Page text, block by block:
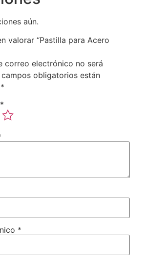
aún.
valorar “Pastilla para Acero
correo electrónico no será
campos obligatorios están
*
*
*